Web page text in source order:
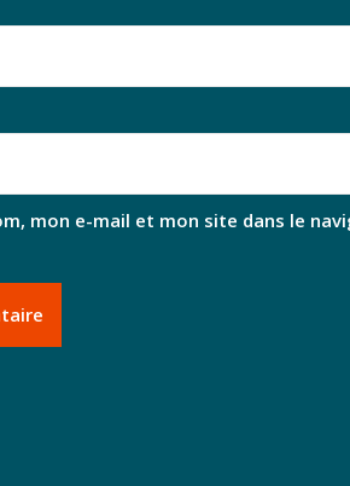
mon e-mail et mon site dans le